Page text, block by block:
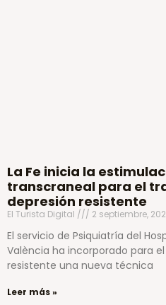
La Fe inicia la
transcraneal para el
depresión resistente
El Turista Digital 2 septiembre,
El servicio de Psiquiatría del
València ha incorporado para
resistente una nueva técnica
Leer más »